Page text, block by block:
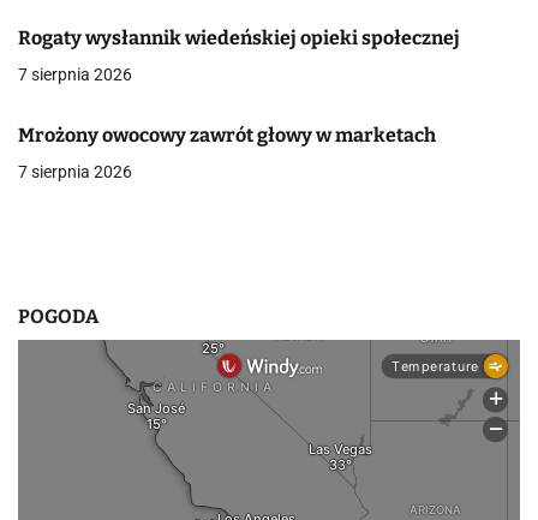
w
p
s
Rogaty wysłannik wiedeńskiej opieki społecznej
7 sierpnia 2026
Mrożony owocowy zawrót głowy w marketach
7 sierpnia 2026
POGODA